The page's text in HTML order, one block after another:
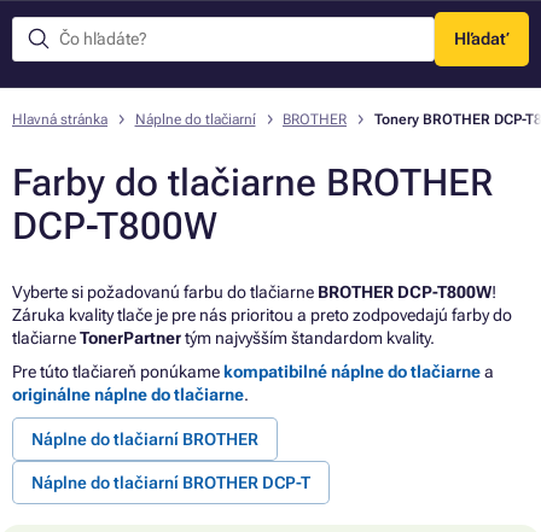
Hľadať
Menu
Hlavná stránka Náplne do tlačiarní BROTHER Tonery BROTHER DCP-
Farby do tlačiarne BROTHER
DCP-T800W
Vyberte si požadovanú farbu do tlačiarne BROTHER DCP-T800W!
Záruka kvality tlače je pre nás prioritou a preto zodpovedajú farby do
tlačiarneTonerPartnertým najvyšším štandardom kvality.
Pre túto tlačiareň ponúkame kompatibilné náplne do tlačiarnea
originálne náplne do tlačiarne.
Náplne do tlačiarní BROTHER
Náplne do tlačiarní BROTHER DCP-T